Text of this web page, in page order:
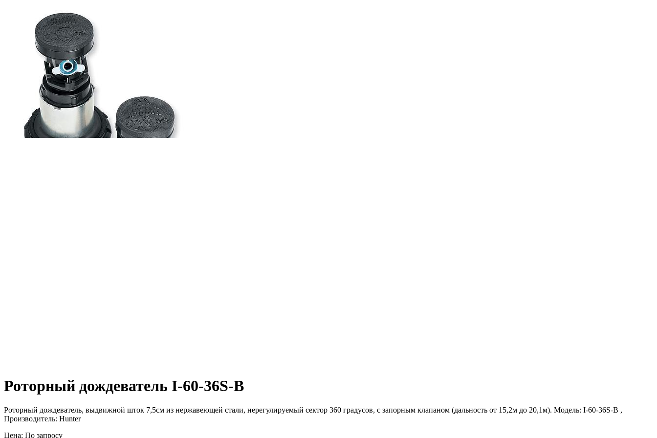
Роторный дождеватель I-60-36S-B
Роторный дождеватель, выдвижной шток 7,5см из нержавеющей стали, нерегулируемый сектор 360 градусов, с запорным клапаном (дальность от 15,2м до 20,1м). Модель: I-60-36S-B ,
Производитель: Hunter
Цена: По запросу